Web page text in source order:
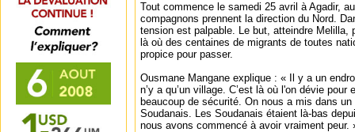
Tout commence le samedi 25 avril à Agadir,
compagnons prennent la direction du Nord.
tension est palpable. Le but, atteindre Melilla,
là où des centaines de migrants de toutes
propice pour passer.
Ousmane Mangane explique : « Il y a un
n’y a qu’un village. C’est là où l'on dévie
beaucoup de sécurité. On nous a mis dans
Soudanais. Les Soudanais étaient là-bas
nous avons commencé à avoir vraiment peur.